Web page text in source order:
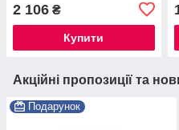
(каркас) в коробці ®
2 106 ₴
Купити
Акційні пропозиції та
Подарунок